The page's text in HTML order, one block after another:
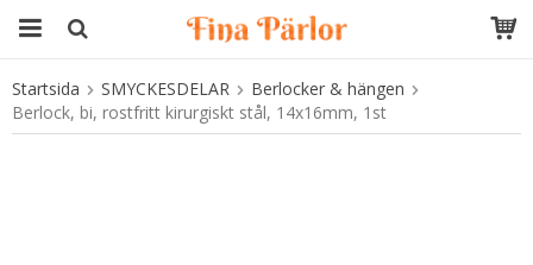
Produkten har blivit tillagd i varukorgen
Startsida SMYCKESDELAR
Berlocker & hängen
Berlock, bi, rostfritt kirurgiskt stål, 14x16mm, 1st